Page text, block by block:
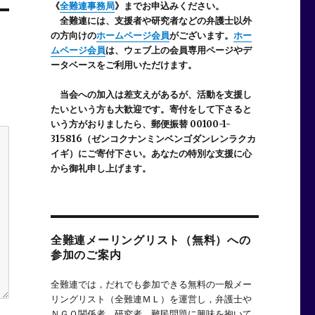
《全難連事務局》までお申込みください。
全難連には、支援者や研究者などの弁護士以外
の方向けのホームページ会員がございます。 ホー
ムページ会員は、ウェブ上の会員専用ページやデ
ータベースをご利用いただけます。
当会への加入は差支えがあるが、活動を支援し
たいという方も大歓迎です。寄付をして下さると
いう方がおりましたら、郵便振替 00100-1-
315816（ゼンコクナンミンベンゴダンレンラクカ
イギ）にご寄付下さい。あなたの特別な支援に心
から御礼申し上げます。
全難連メーリングリスト（無料）への
参加のご案内
全難連では，だれでも参加できる無料の一般メー
リングリスト（全難連ＭＬ）を運営し，弁護士や